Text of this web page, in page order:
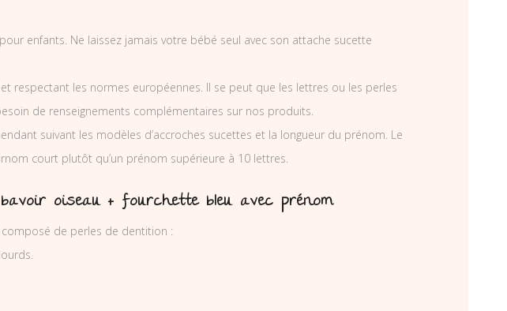
enfants. Ne laissez jamais votre bébé seul avec son attache sucette
respectant les normes européennes. Il se peut que les lettres ou les perles
de renseignements complémentaires sur nos produits.
suivant les modèles d’accroches sucettes et la longueur du prénom. Le
court plutôt qu’un prénom supérieure à 10 lettres.
oiseau + fourchette bleu avec prénom
de perles de dentition :